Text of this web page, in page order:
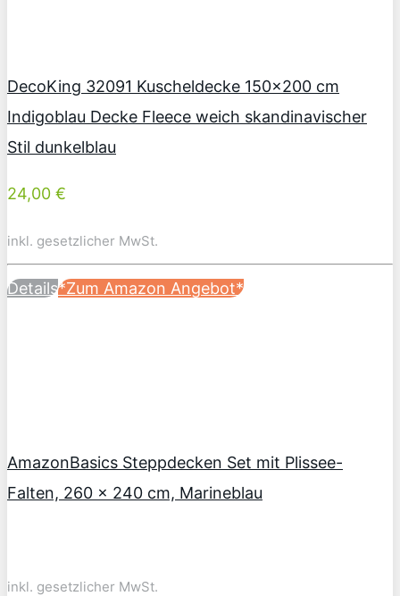
DecoKing 32091 Kuscheldecke 150×200 cm
Indigoblau Decke Fleece weich skandinavischer
Stil dunkelblau
24,00 €
inkl. gesetzlicher MwSt.
Details*Zum Amazon Angebot*
AmazonBasics Steppdecken Set mit Plissee-
Falten, 260 x 240 cm, Marineblau
inkl. gesetzlicher MwSt.